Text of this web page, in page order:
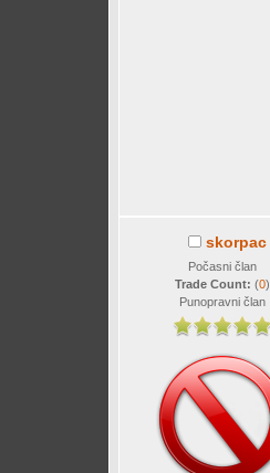
skorpac
Počasni član
Trade Count: (0)
Punopravni član